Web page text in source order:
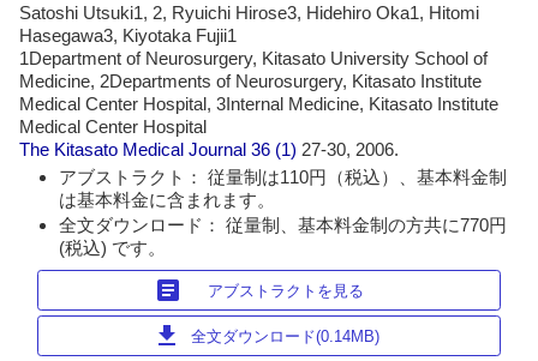
Satoshi Utsuki1, 2, Ryuichi Hirose3, Hidehiro Oka1, Hitomi
Hasegawa3, Kiyotaka Fujii1
1Department of Neurosurgery, Kitasato University School of
Medicine, 2Departments of Neurosurgery, Kitasato Institute
Medical Center Hospital, 3Internal Medicine, Kitasato Institute
Medical Center Hospital
The Kitasato Medical Journal 36 (1) 27-30, 2006.
アブストラクト： 従量制は110円（税込）、基本料金制
は基本料金に含まれます。
全文ダウンロード： 従量制、基本料金制の方共に770円
(税込) です。
article アブストラクトを見る
download 全文ダウンロード(0.14MB)